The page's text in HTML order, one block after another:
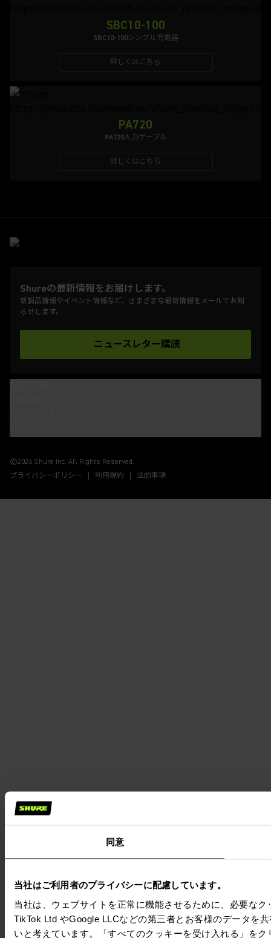
同意
当社はご利用者のプライバシーに配慮しています。
当社は、ウェブサイトを正常に機能させるために、必要な
TikTok Ltd やGoogle LLCなどの第三者とお客様のデータを
いと考えています。「すべてのクッキーを受け入れる」を
SBC10-100
SBC10-100シングル充電器
詳しくはこちら
PA720
PA720入力ケーブル
詳しくはこちら
Shureの最新情報をお届けします。
新製品情報やイベント情報など、さまざまな最新情報をメールでお知
らせします。
ニュースレター購読
(Opens in a new tab)
©2026 Shure Inc. All Rights Reserved.
プライバシーポリシー
利用規約 法的事項